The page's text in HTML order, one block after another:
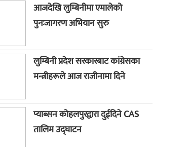
आजदेखि लुम्बिनीमा एमालेको
पुनःजागरण अभियान सुरु
लुम्बिनी प्रदेश सरकारबाट कांग्रेसका
मन्त्रीहरूले आज राजीनामा दिने
प्याब्सन कोहलपुरद्वारा दुईदिने CAS
तालिम उद्घाटन